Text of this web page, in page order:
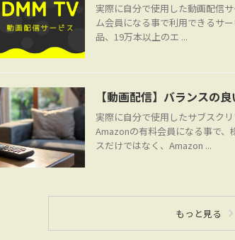
実際に自分で使用した動画配信
ム会員になる事で利用できるサ
品、19万本以上のエ ...
【動画配信】バランスの
実際に自分で使用したサブスク
Amazonの有料会員になる事で
スだけではなく、Amazon ...
もっと見る